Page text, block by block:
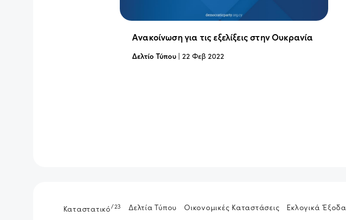
Ανακοίνωση για τις εξελίξεις στην Ουκρανία
Δελτίο Τύπου | 22 Φεβ 2022
Καταστατικό/23 Δελτία Τύπου Οικονομικές Καταστάσεις Εκλογικά Έξοδα